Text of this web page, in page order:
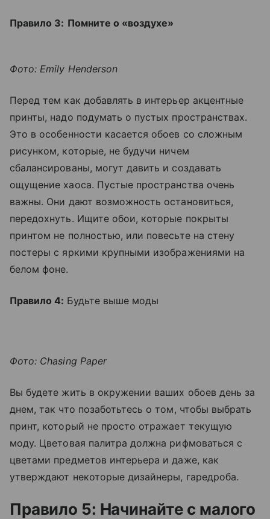
Правило 3: Помните о «воздухе»
Фото: Emily Henderson
Перед тем как добавлять в интерьер акцентные
принты, надо подумать о пустых пространствах.
Это в особенности касается обоев со сложным
рисунком, которые, не будучи ничем
сбалансированы, могут давить и создавать
ощущение хаоса. Пустые пространства очень
важны. Они дают возможность остановиться,
передохнуть. Ищите обои, которые покрыты
принтом не полностью, или повесьте на стену
постеры с яркими крупными изображениями на
белом фоне.
Правило 4: Будьте выше моды
Фото: Chasing Paper
Вы будете жить в окружении ваших обоев день за
днем, так что позаботьтесь о том, чтобы выбрать
принт, который не просто отражает текущую
моду. Цветовая палитра должна рифмоваться с
цветами предметов интерьера и даже, как
утверждают некоторые дизайнеры, гаредроба.
Правило 5: Начинайте с малого